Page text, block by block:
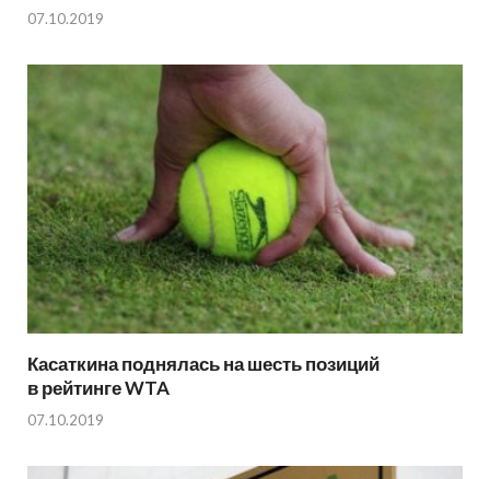
07.10.2019
Касаткина поднялась на шесть позиций
в рейтинге WTA
07.10.2019